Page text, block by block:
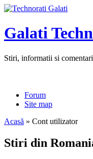
Galati
Stiri, informatii si
Forum
Site map
Acasă » Cont utilizator
Stiri din